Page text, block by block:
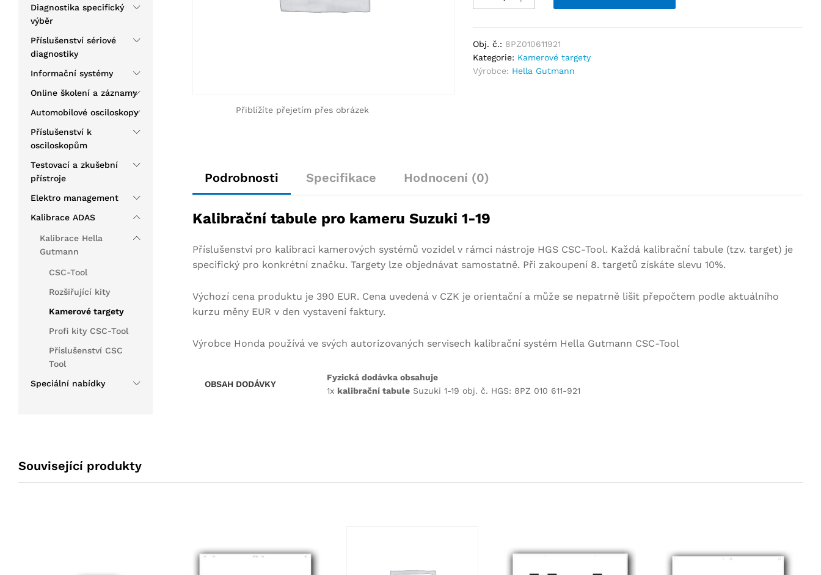
Přiblížíte přejetím přes obrázek
Obj. č.: 8PZ010611921
Kategorie: Kamerové targety
Výrobce: Hella Gutmann
Podrobnosti Specifikace Hodnocení (0)
Kalibrační tabule pro kameru Suzuki 1-19
Příslušenství pro kalibraci kamerových systémů vozidel v rámci nástroje HGS CSC-Tool. Každá kalibrační tabule (tzv. target) je
specifický pro konkrétní značku. Targety lze objednávat samostatně. Při zakoupení 8. targetů získáte slevu 10%.
Výchozí cena produktu je 390 EUR. Cena uvedená v CZK je orientační a může se nepatrně lišit přepočtem podle aktuálního
kurzu měny EUR v den vystavení faktury.
Výrobce Honda používá ve svých autorizovaných servisech kalibrační systém Hella Gutmann CSC-Tool
OBSAH DODÁVKY
Fyzická dodávka obsahuje
1x kalibrační tabuleSuzuki 1-19 obj. č. HGS: 8PZ 010 611-921
Diagnostika specifický
výběr
Příslušenství sériové
diagnostiky
Informační systémy
Online školení a záznamy
Automobilové osciloskopy
Příslušenství k
osciloskopům
Testovací a zkušební
přístroje
Elektro management
Kalibrace ADAS
Kalibrace Hella
Gutmann
CSC-Tool
Rozšiřující kity
Kamerové targety
Profi kity CSC-Tool
Příslušenství CSC
Tool
Speciální nabídky
Související produkty